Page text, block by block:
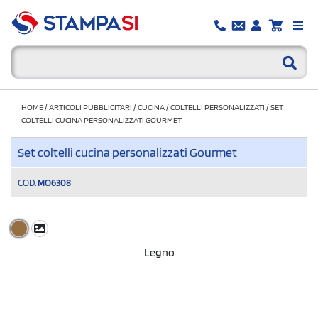
HOME/ARTICOLI PUBBLICITARI /CUCINA/COLTELLI PERSONALIZZATI /SET
COLTELLI CUCINA PERSONALIZZATI GOURMET
Set coltelli cucina personalizzati Gourmet
COD. MO6308
Legno